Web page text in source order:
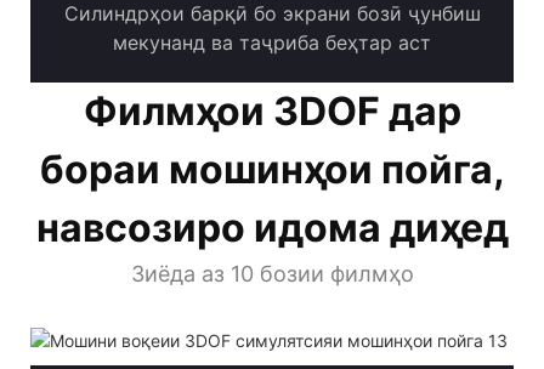
Силиндрҳои барқӣ бо экрани бозӣ ҷунбиш
мекунанд ва таҷриба беҳтар аст
Филмҳои 3DOF дар
бораи мошинҳои пойга,
навсозиро идома диҳед
Зиёда аз 10 бозии филмҳо